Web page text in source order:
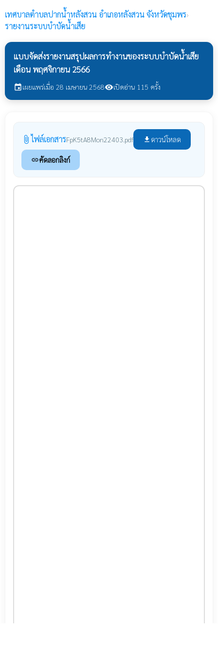
เทศบาลตำบลปากน้ำหลังสวน อำเภอหลังสวน จังหวัดชุมพร›
รายงานระบบบำบัดน้ำเสีย
แบบจัดส่งรายงานสรุปผลการทำงานของระบบบำบัดน้ำเสีย
เดือน พฤศจิกายน 2566
eventเผยแพร่เมื่อ 28 เมษายน 2568visibilityเปิดอ่าน 115 ครั้ง
attach_file ไฟล์เอกสารFpK5tA8Mon22403.pdf file_download ดาวน์โหลด
linkคัดลอกลิงก์